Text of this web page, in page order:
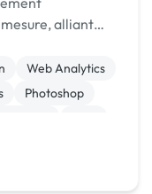
alliant
Web Analytics
Photoshop